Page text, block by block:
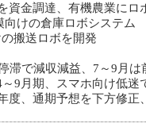
資金調達、有機農業にロ
けの倉庫ロボシステム
搬送ロボを開発
滞で減収減益、7～9月は
9月期、スマホ向け低迷
度、通期予想を下方修正